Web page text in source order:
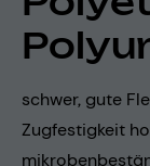
schwer, gute
Zugfestigkeit